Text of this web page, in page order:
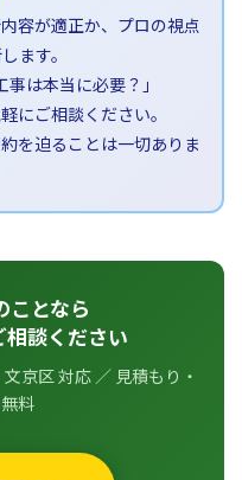
容が適正か、プロの視点
ます。
事は本当に必要？」
にご相談ください。
を迫ることは一切ありま
ことなら
相談ください
京区 対応 ／ 見積もり・
料